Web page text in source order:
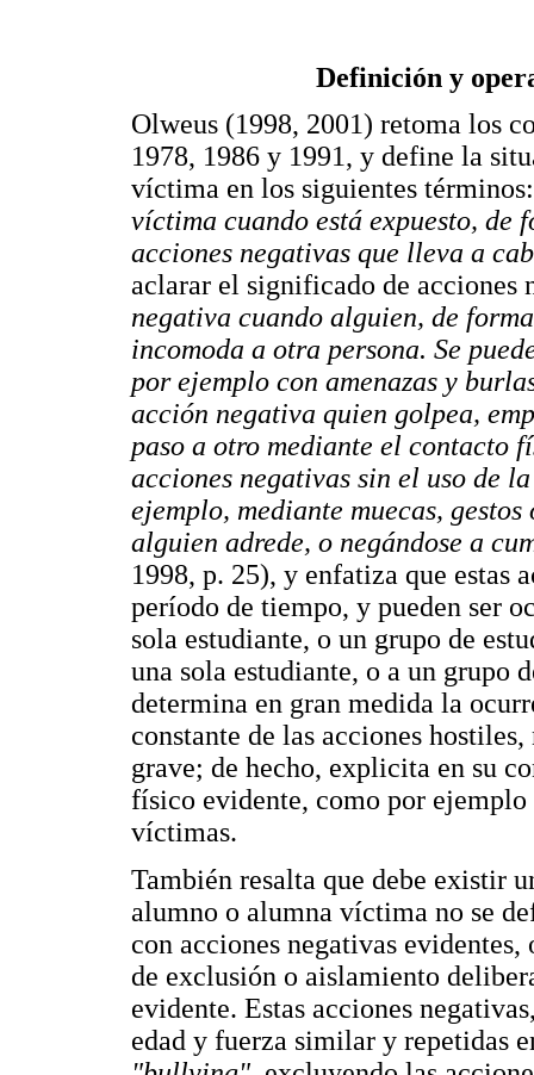
Definición y
Olweus (1998, 2001) retoma los
1978, 1986 y 1991, y define la
víctima en los siguientes
víctima cuando está expuesto, de
acciones negativas que lleva a
aclarar el significado de acciones
negativa cuando alguien, de
incomoda a otra persona. Se
por ejemplo con amenazas y
acción negativa quien golpea,
paso a otro mediante el contacto
acciones negativas sin el uso de
ejemplo, mediante muecas,
alguien adrede, o negándose a
1998, p. 25), y enfatiza que estas
período de tiempo, y pueden ser
sola estudiante, o un grupo de
una sola estudiante, o a un grupo
determina en gran medida la
constante de las acciones
grave; de hecho, explicita en su
físico evidente, como por ejemplo
víctimas.
También resalta que debe existir
alumno o alumna víctima no se
con acciones negativas
de exclusión o aislamiento
evidente. Estas acciones
edad y fuerza similar y repetidas